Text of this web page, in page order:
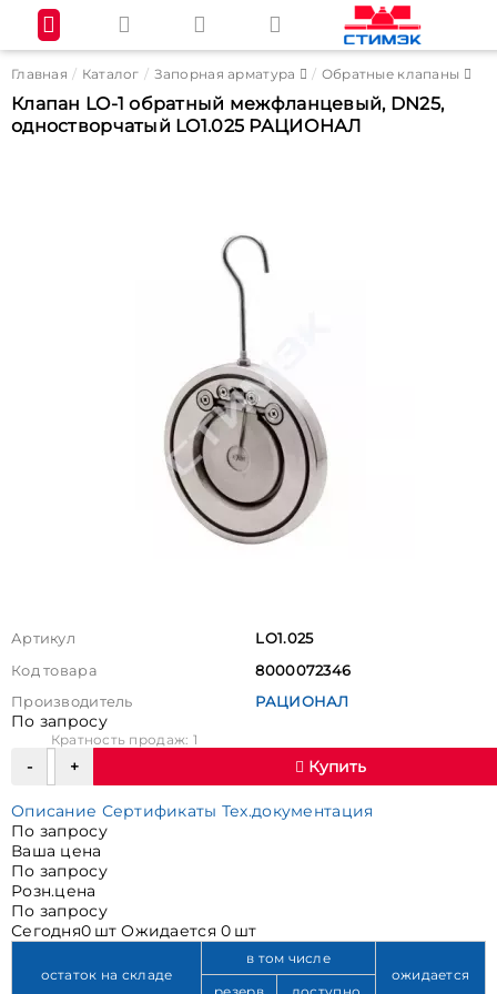
Главная Каталог Запорная арматура Обратные клапаны
Клапан LO-1 обратный межфланцевый, DN25,
одностворчатый LO1.025 РАЦИОНАЛ
Артикул
LO1.025
Код товара
8000072346
Производитель
РАЦИОНАЛ
По запросу
Кратность продаж: 1
Купить
Описание Сертификаты Тех.документация
По запросу
Ваша цена
По запросу
Розн.цена
По запросу
Сегодня0 шт Ожидается 0 шт
остаток на складе
в том числе
ожидается